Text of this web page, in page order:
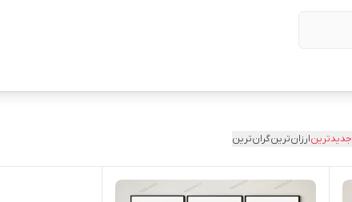
جدیدترینارزان‌ترینگران‌ترین